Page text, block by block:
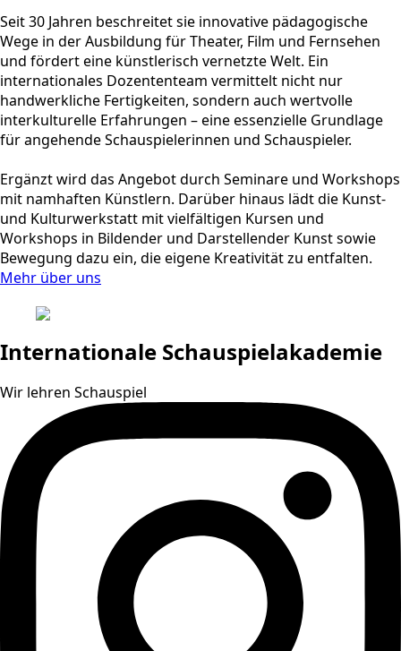
Seit 30 Jahren beschreitet sie innovative pädagogische
Wege in der Ausbildung für Theater, Film und Fernsehen
und fördert eine künstlerisch vernetzte Welt. Ein
internationales Dozententeam vermittelt nicht nur
handwerkliche Fertigkeiten, sondern auch wertvolle
interkulturelle Erfahrungen – eine essenzielle Grundlage
für angehende Schauspielerinnen und Schauspieler.
Ergänzt wird das Angebot durch Seminare und Workshops
mit namhaften Künstlern. Darüber hinaus lädt die Kunst-
und Kulturwerkstatt mit vielfältigen Kursen und
Workshops in Bildender und Darstellender Kunst sowie
Bewegung dazu ein, die eigene Kreativität zu entfalten.
Mehr über uns
Internationale Schauspielakademie
Wir lehren Schauspiel